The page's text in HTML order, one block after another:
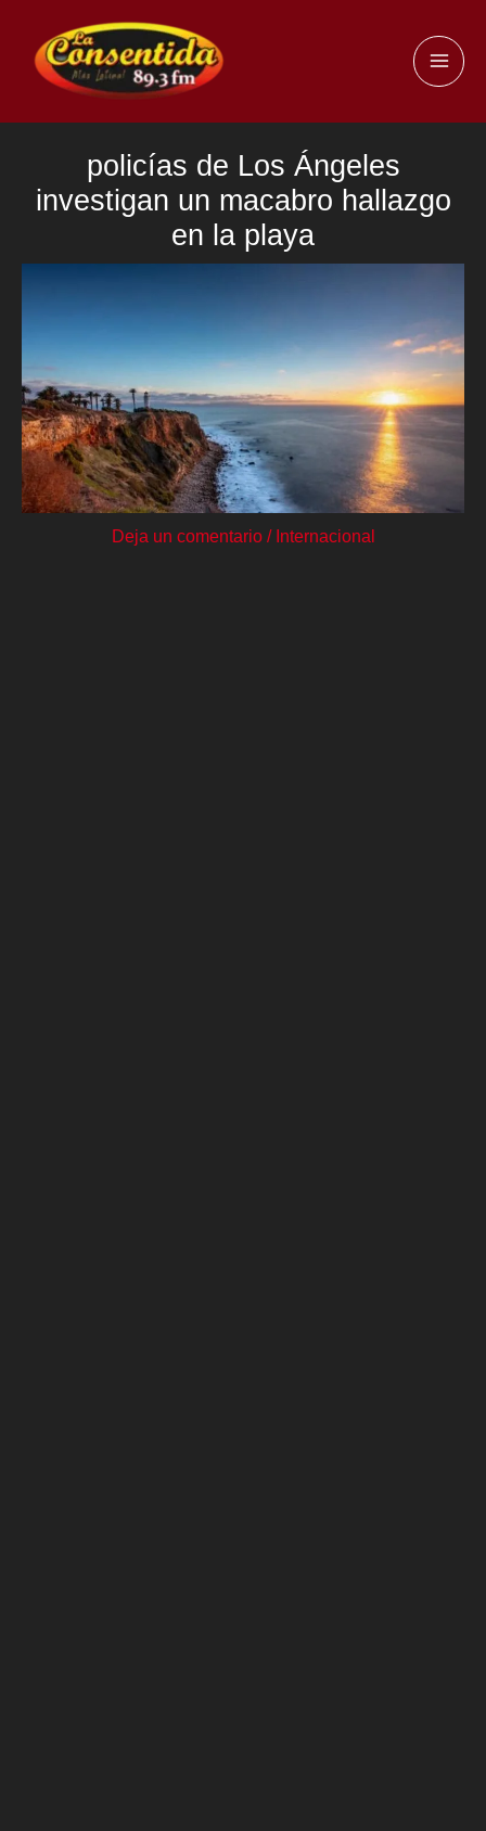
contenido
policías de Los Ángeles
investigan un macabro hallazgo
en la playa
Deja un comentario / Internacional